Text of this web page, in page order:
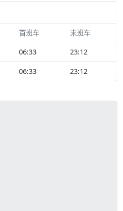
首班车 末班车
06:33 23:12
06:33 23:12